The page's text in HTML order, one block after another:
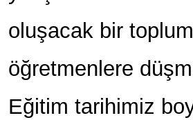
oluşacak bir
öğretmenlere
Eğitim tarihimiz